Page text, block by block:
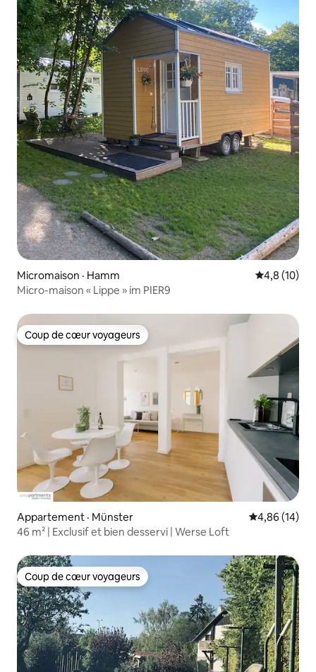
Micromaison · Hamm Note
4,8 (10)
Micro-maison « Lippe » im PIER9
Coup de cœur voyageurs
Coup de cœur voyageurs
Appartement · Münster Note
4,86 (14)
46 m² | Exclusif et bien desservi | Werse Loft
Coup de cœur voyageurs
Coup de cœur voyageurs